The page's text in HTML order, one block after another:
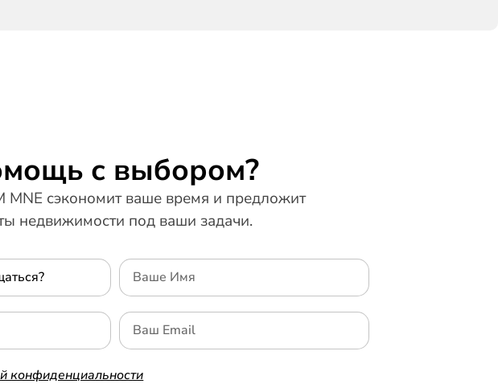
с выбором?
MNE сэкономит ваше время и предложит
недвижимости под ваши задачи.
конфиденциальности